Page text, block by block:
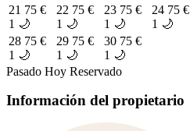
21 75 €
1 🌙
22 75 €
1 🌙
23 75 €
1 🌙
24 75 €
1 🌙
28 75 €
1 🌙
29 75 €
1 🌙
30 75 €
1 🌙
Pasado Hoy Reservado
Información del propietario